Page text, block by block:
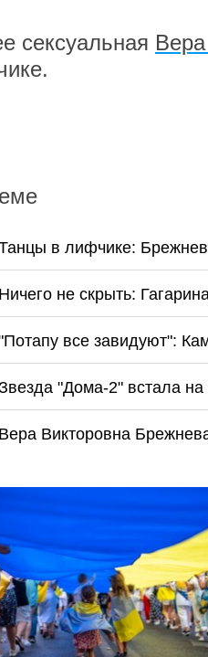
сексуальная
в лифчике:
Ничего не скрыть:
все завидуют":
"Дома-2" встала
Вера Викторовна